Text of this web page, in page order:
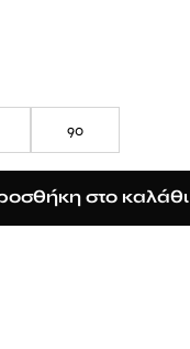
90
στο καλάθι